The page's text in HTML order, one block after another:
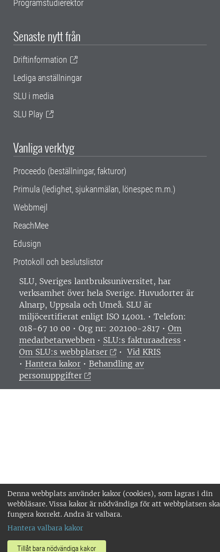
Denna webbplats använder kakor (cookies), som lagras i din
webbläsare. Vissa kakor är nödvändiga för att webbplatsen ska
fungera korrekt. Andra är valbara.
Hantera valbara kakor
Tillåt bara nödvändiga kakor
Programstudierektor
Senaste nytt från
Driftinformation
Lediga anställningar
SLU i media
SLU Play
Vanliga verktyg
Proceedo (beställningar, fakturor)
Primula (ledighet, sjukanmälan, lönespec m.m.)
Webbmejl
ReachMee
Edusign
Protokoll och beslutslistor
SLU, Sveriges lantbruksuniversitet, har
verksamhet över hela Sverige. Huvudorter är
Alnarp, Uppsala och Umeå. SLU är
miljöcertifierat enligt ISO 14001. • Telefon:
018-67 10 00 • Org nr: 202100-2817 • Om
medarbetarwebben • SLU:s fakturaadress •
Om SLU:s webbplatser
•Vid KRIS
• Hantera kakor • Behandling av
personuppgifter